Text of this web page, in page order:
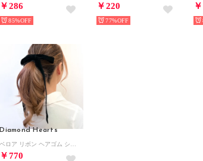
￥286
85%
￥220
77%
Diamond Hearts
￥770